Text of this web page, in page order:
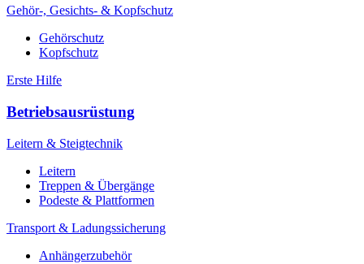
Gehör-, Gesichts- & Kopfschutz
Gehörschutz
Kopfschutz
Erste Hilfe
Betriebsausrüstung
Leitern & Steigtechnik
Leitern
Treppen & Übergänge
Podeste & Plattformen
Transport & Ladungssicherung
Anhängerzubehör